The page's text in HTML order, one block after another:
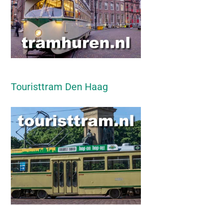
Touristtram Den Haag